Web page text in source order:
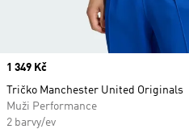
Price
1 349 Kč
Tričko Manchester United Originals
Muži Performance
2 barvy/ev